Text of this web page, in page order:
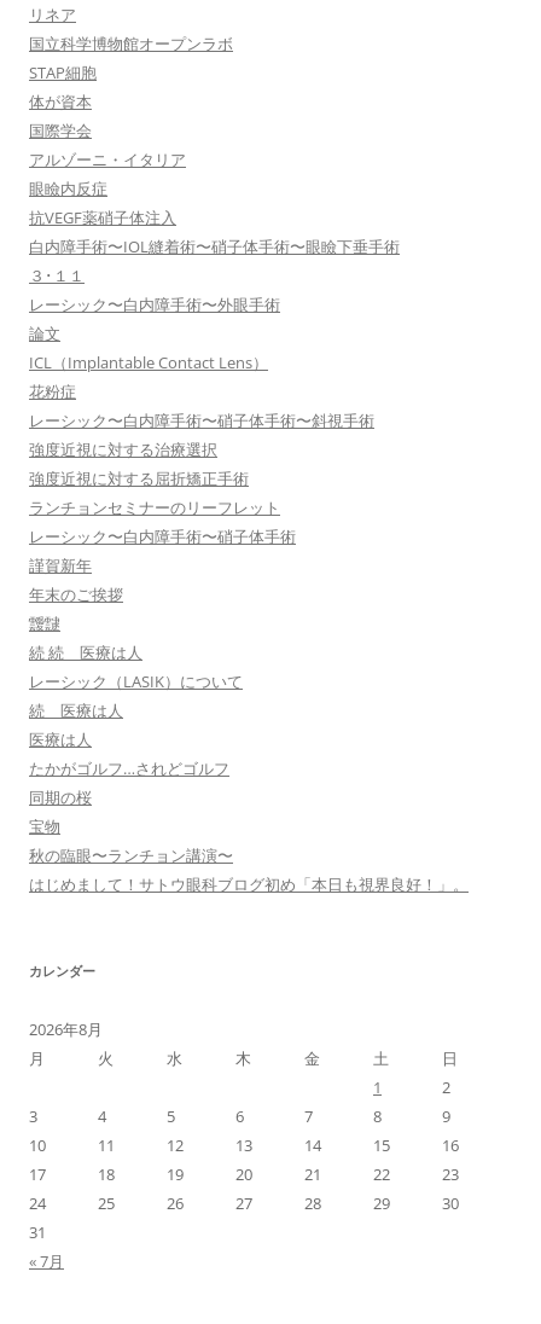
リネア
国立科学博物館オープンラボ
STAP細胞
体が資本
国際学会
アルゾーニ・イタリア
眼瞼内反症
抗VEGF薬硝子体注入
白内障手術〜IOL縫着術〜硝子体手術〜眼瞼下垂手術
３･１１
レーシック〜白内障手術〜外眼手術
論文
ICL（Implantable Contact Lens）
花粉症
レーシック〜白内障手術〜硝子体手術〜斜視手術
強度近視に対する治療選択
強度近視に対する屈折矯正手術
ランチョンセミナーのリーフレット
レーシック〜白内障手術〜硝子体手術
謹賀新年
年末のご挨拶
靉靆
続 続 医療は人
レーシック（LASIK）について
続 医療は人
医療は人
たかがゴルフ…されどゴルフ
同期の桜
宝物
秋の臨眼〜ランチョン講演〜
はじめまして！サトウ眼科ブログ初め「本日も視界良好！」。
カレンダー
2026年8月
月
火 水 木 金 土
日
1
2
3
4 5 6 7 8
9
10
11 12 13 14 15
16
17
18 19 20 21 22
23
24
25 26 27 28 29
30
31
« 7月